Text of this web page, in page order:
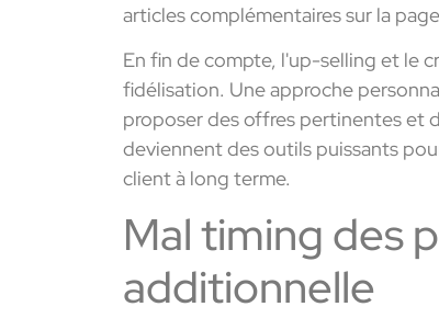
articles complémentaires sur la
En fin de compte, l'up-selling et le
fidélisation. Une approche
proposer des offres pertinentes et
deviennent des outils puissants
client à long terme.
Mal timing des
additionnelle